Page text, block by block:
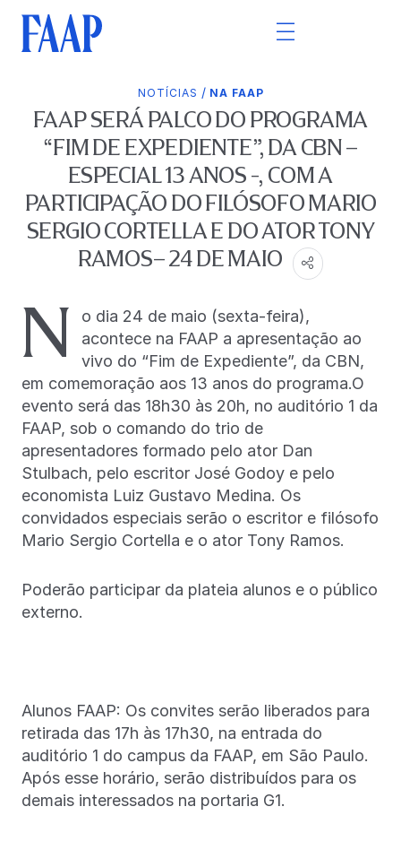
NOTÍCIAS / NA FAAP
FAAP SERÁ PALCO DO PROGRAMA
“FIM DE EXPEDIENTE”, DA CBN –
ESPECIAL 13 ANOS -, COM A
PARTICIPAÇÃO DO FILÓSOFO MARIO
SERGIO CORTELLA E DO ATOR TONY
RAMOS– 24 DE MAIO
N
o dia 24 de maio (sexta-feira),
acontece na FAAP a apresentação ao
vivo do “Fim de Expediente”, da CBN,
em comemoração aos 13 anos do programa.O
evento será das 18h30 às 20h, no auditório 1 da
FAAP, sob o comando do trio de
apresentadores formado pelo ator Dan
Stulbach, pelo escritor José Godoy e pelo
economista Luiz Gustavo Medina. Os
convidados especiais serão o escritor e filósofo
Mario Sergio Cortella e o ator Tony Ramos.
Poderão participar da plateia alunos e o público
externo.
Alunos FAAP: Os convites serão liberados para
retirada das 17h às 17h30, na entrada do
auditório 1 do campus da FAAP, em São Paulo.
Após esse horário, serão distribuídos para os
demais interessados na portaria G1.